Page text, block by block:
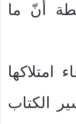
أنّ ما
امتلاكها
الكتاب